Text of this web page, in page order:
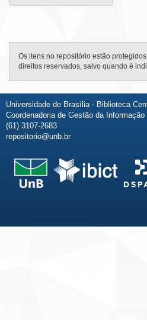
Os itens no repositório estão
direitos reservados, salvo quando é
Universidade de Brasília - Biblioteca
Coordenadoria de Gestão da
(61) 3107-2683
repositorio@unb.br